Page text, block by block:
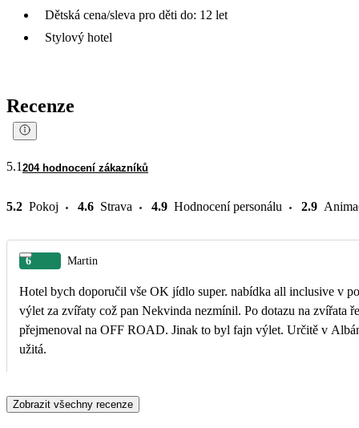
Dětská cena/sleva pro děti do: 12 let
Stylový hotel
Recenze
5.1 204 hodnocení zákazníků
5.2 Pokoj 4.6 Strava 4.9 Hodnocení personálu 2.9
6 Martin
Hotel bych doporučil vše OK jídlo super. nabídka all inclusive v
výlet za zvířaty což pan Nekvinda nezmínil. Po dotazu na zvířata
přejmenoval na OFF ROAD. Jinak to byl fajn výlet. Určitě v Albánii není bezpečno jak pan delegát řekl. Takže buďte obezřetní. Jinak dovolená
užitá.
Zobrazit všechny recenze